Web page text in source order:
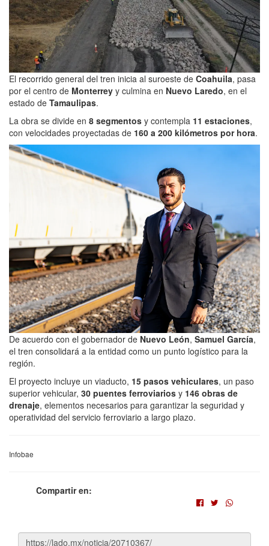
El recorrido general del tren inicia al suroeste de Coahuila, pasa
por el centro de Monterrey y culmina en Nuevo Laredo, en el
estado de Tamaulipas.
La obra se divide en 8 segmentos y contempla 11 estaciones,
con velocidades proyectadas de 160 a 200 kilómetros por hora.
De acuerdo con el gobernador de Nuevo León, Samuel García,
el tren consolidará a la entidad como un punto logístico para la
región.
El proyecto incluye un viaducto, 15 pasos vehiculares, un paso
superior vehicular, 30 puentes ferroviarios y 146 obras de
drenaje, elementos necesarios para garantizar la seguridad y
operatividad del servicio ferroviario a largo plazo.
Infobae
Compartir en: